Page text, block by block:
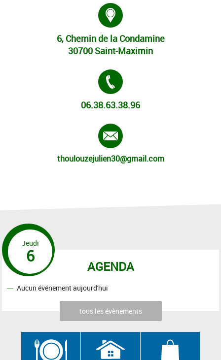
6, Chemin de la Condamine
30700 Saint-Maximin
06.38.63.38.96
thoulouzejulien30@gmail.com
AGENDA
Jeudi
6
Aucun événement aujourd'hui
tous les évènements